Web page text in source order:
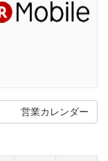
営業カレンダー